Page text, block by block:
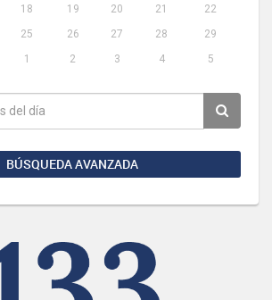
18 19 20 21
22
25 26 27 28
29
1 2 3 4 5
BÚSQUEDA AVANZADA